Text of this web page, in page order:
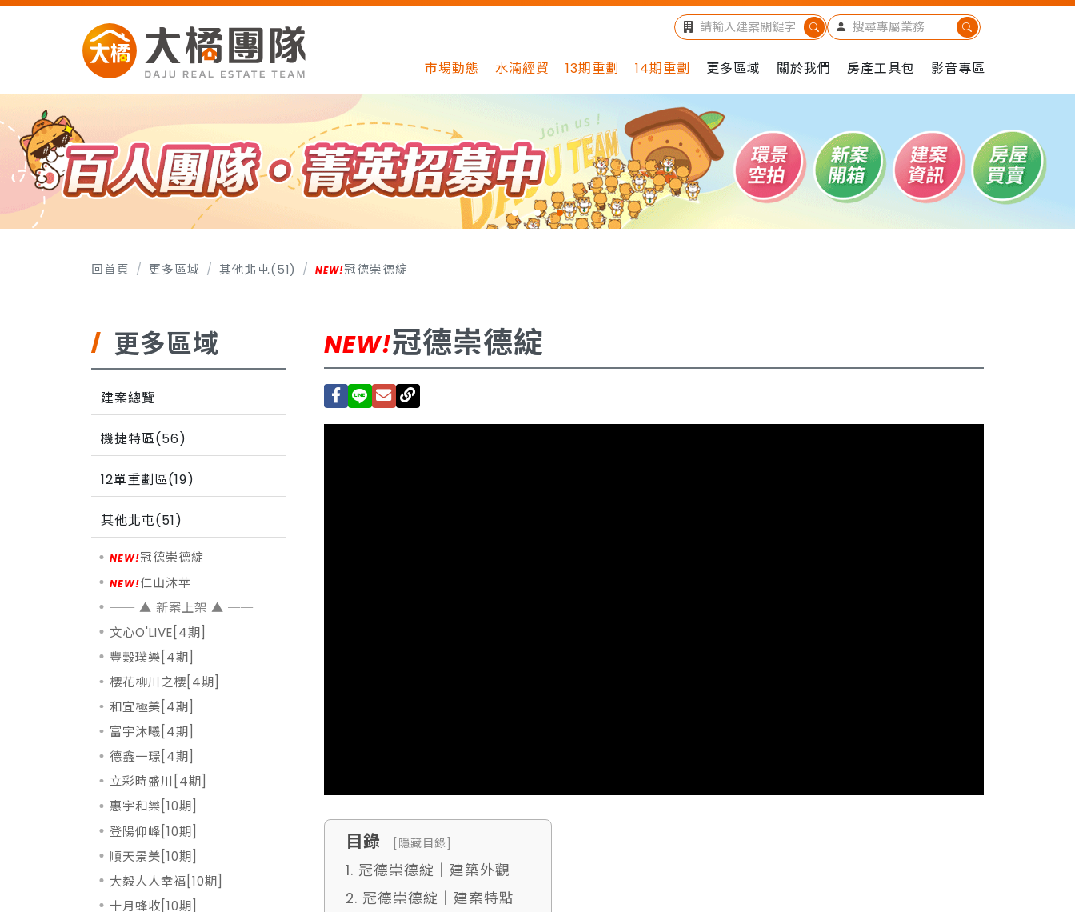
市場動態 水湳經貿 13期重劃 14期重劃 更多區域 關於我們 房產工具包 影音專區
回首頁 更多區域 其他北屯(51) 冠德崇德綻
更多區域
建案總覽
機捷特區(56)
12單重劃區(19)
其他北屯(51)
冠德崇德綻
仁山沐華
文心O'LIVE[4期]
豐穀璞樂[4期]
櫻花柳川之櫻[4期]
和宜極美[4期]
富宇沐曦[4期]
德鑫一璟[4期]
立彩時盛川[4期]
惠宇和樂[10期]
登陽仰峰[10期]
順天景美[10期]
大毅人人幸福[10期]
十月蜂收[10期]
冠德崇德綻
目錄 [隱藏目錄]
1. 冠德崇德綻｜建築外觀
2. 冠德崇德綻｜建案特點